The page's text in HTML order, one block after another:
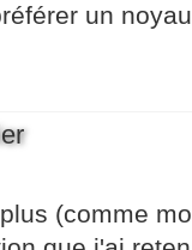
un
(comme